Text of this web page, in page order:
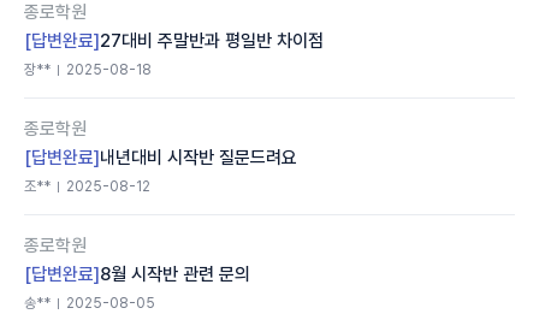
종로학원
[답변완료] 27대비 주말반과 평일반 차이점
장** 2025-08-18
종로학원
[답변완료] 내년대비 시작반 질문드려요
조** 2025-08-12
종로학원
[답변완료] 8월 시작반 관련 문의
송** 2025-08-05